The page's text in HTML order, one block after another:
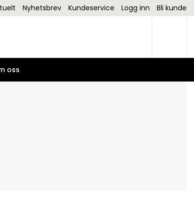
Nyhetsbrev Kundeservice Logg inn Bli kunde
oss